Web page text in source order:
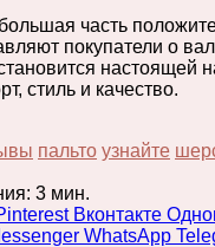
часть
покупатели о
настоящей
стиль и качество.
пальто узнайте
3 мин.
Вконтакте
WhatsApp